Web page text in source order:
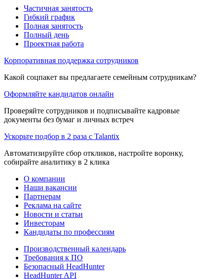
Частичная занятость
Гибкий график
Полная занятость
Полный день
Проектная работа
Корпоративная поддержка сотрудников
Какой соцпакет вы предлагаете семейным сотрудникам?
Оформляйте кандидатов онлайн
Проверяйте сотрудников и подписывайте кадровые
документы без бумаг и личных встреч
Ускорьте подбор в 2 раза с Talantix
Автоматизируйте сбор откликов, настройте воронку,
собирайте аналитику в 2 клика
О компании
Наши вакансии
Партнерам
Реклама на сайте
Новости и статьи
Инвесторам
Кандидаты по профессиям
Производственный календарь
Требования к ПО
Безопасный HeadHunter
HeadHunter API